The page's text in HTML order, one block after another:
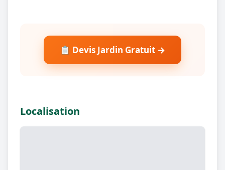
📋 Devis Jardin Gratuit →
Localisation